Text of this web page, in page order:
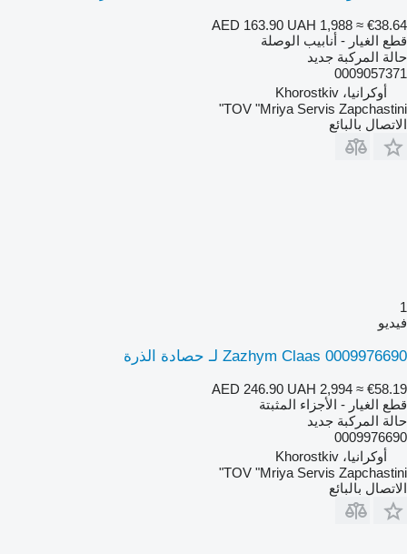
AED 163.90 UAH 1,988 ≈ €38.64
قطع الغيار - أنابيب الوصلة
حالة المركبة جديد
0009057371
أوكرانيا، Khorostkiv
TOV "Mriya Servis Zapchastini"
الاتصال بالبائع
1
فيديو
Zazhym Claas 0009976690 لـ حصادة الذرة
AED 246.90 UAH 2,994 ≈ €58.19
قطع الغيار - الأجزاء المثبتة
حالة المركبة جديد
0009976690
أوكرانيا، Khorostkiv
TOV "Mriya Servis Zapchastini"
الاتصال بالبائع